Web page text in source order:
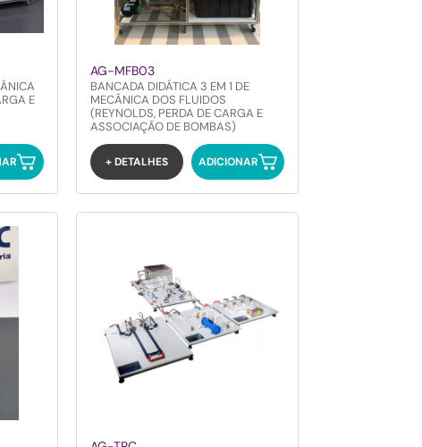
E
AG-MFB03
BANCADA DIDÁTICA 3 EM 1 DE
MECÂNICA DOS FLUIDOS
(REYNOLDS, PERDA DE CARGA E
ASSOCIAÇÃO DE BOMBAS)
+ DETALHES ADICIONAR